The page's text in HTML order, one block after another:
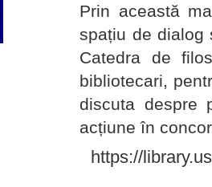
Prin această
spațiu de dialog
Catedra de
bibliotecari,
discuta despre
acțiune în
https://